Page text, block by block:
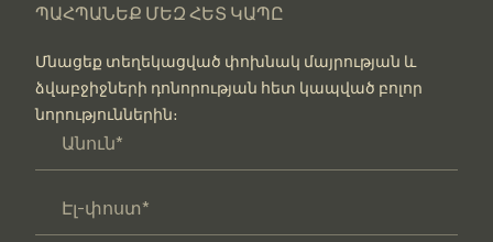
ՊԱՀՊԱՆԵՔ ՄԵԶ ՀԵՏ ԿԱՊԸ
Մնացեք տեղեկացված փոխնակ մայրության և
ձվաբջիջների դոնորության հետ կապված բոլոր
նորություններին։